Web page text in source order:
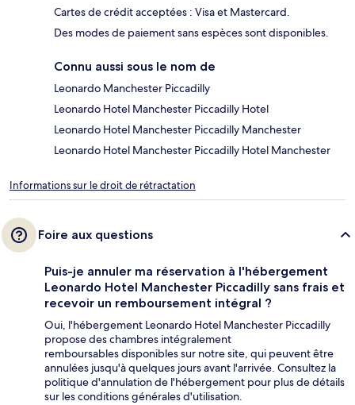
Cartes de crédit acceptées : Visa et Mastercard.
Des modes de paiement sans espèces sont disponibles.
Connu aussi sous le nom de
Leonardo Manchester Piccadilly
Leonardo Hotel Manchester Piccadilly Hotel
Leonardo Hotel Manchester Piccadilly Manchester
Leonardo Hotel Manchester Piccadilly Hotel Manchester
Informations sur le droit de rétractation
Foire aux questions
Puis-je annuler ma réservation à l'hébergement
Leonardo Hotel Manchester Piccadilly sans frais et
recevoir un remboursement intégral ?
Oui, l'hébergement Leonardo Hotel Manchester Piccadilly
propose des chambres intégralement
remboursables disponibles sur notre site, qui peuvent être
annulées jusqu'à quelques jours avant l'arrivée. Consultez la
politique d'annulation de l'hébergement pour plus de détails
sur les conditions générales d'utilisation.